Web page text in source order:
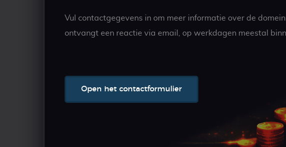
Vul contactgegevens in om meer informatie over de
ontvangt een reactie via email, op werkdagen meestal